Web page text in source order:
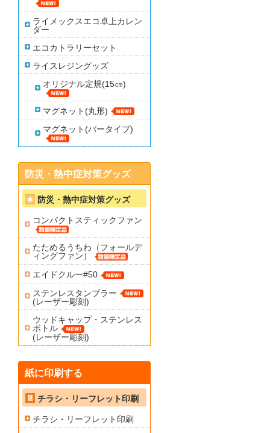
ライメックスエコ卓上カレン
ダー
エコカトラリーセット
ライスレジングッズ
オリジナル定規(15㎝)
マグネット(丸形)
マグネット(バータイプ)
防災・熱中症対策グッズ
防災・熱中症対策グッズ
コンパクトスティックファン
たためるうちわ（フォールデ
ィングファン）
エイドクルー#50
ステンレスタンブラー
(レーザー彫刻)
ウッドキャップ・ステンレス
ボトル
(レーザー彫刻)
紙に印刷する
チラシ・リーフレット印刷
チラシ・リーフレット印刷